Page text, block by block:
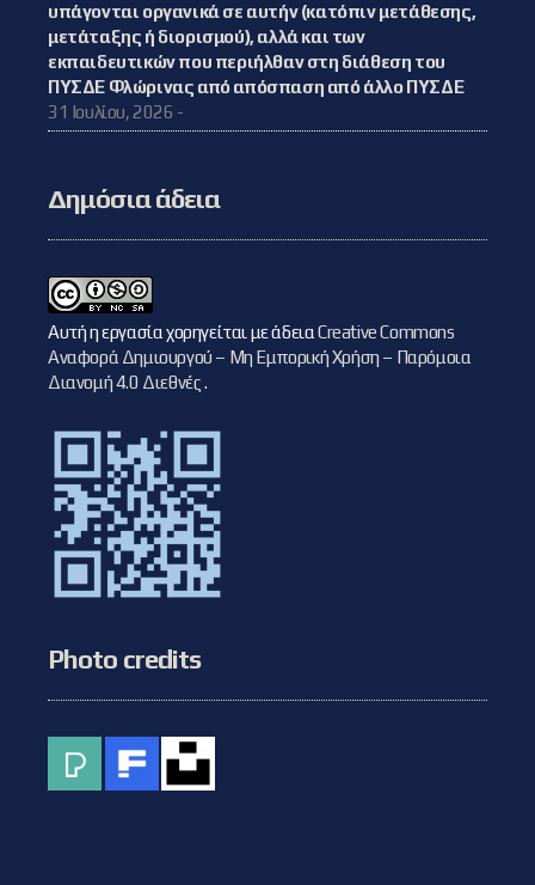
υπάγονται οργανικά σε αυτήν (κατόπιν μετάθεσης,
μετάταξης ή διορισμού), αλλά και των
εκπαιδευτικών που περιήλθαν στη διάθεση του
ΠΥΣΔΕ Φλώρινας από απόσπαση από άλλο ΠΥΣΔΕ
31 Ιουλίου, 2026 -
Δημόσια άδεια
Αυτή η εργασία χορηγείται με άδειαCreative Commons
Αναφορά Δημιουργού – Μη Εμπορική Χρήση – Παρόμοια
Διανομή 4.0 Διεθνές.
Photo credits